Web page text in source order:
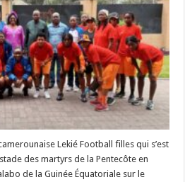
Lekié Football filles qui s’est
des martyrs de la Pentecôte en
de la Guinée Équatoriale sur le